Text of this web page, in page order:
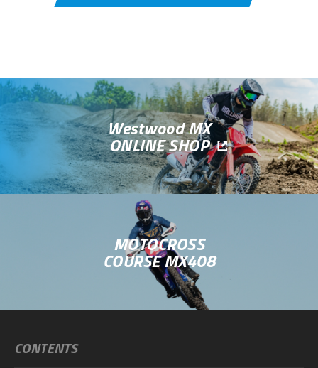
Westwood MX
ONLINE SHOP
MOTOCROSS
COURSE MX408
CONTENTS